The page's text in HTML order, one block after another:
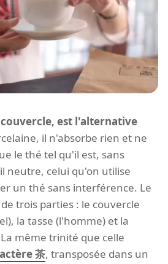
est l'alternative
il n'absorbe rien et ne
le thé tel qu'il est, sans
neutre, celui qu'on utilise
un thé sans interférence. Le
trois parties : le couvercle
la tasse (l'homme) et la
même trinité que celle
茶, transposée dans un